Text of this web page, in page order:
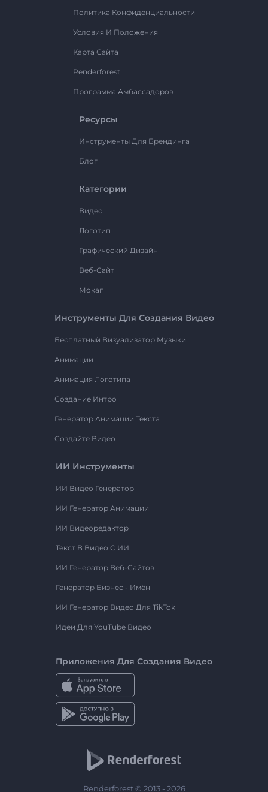
Политика Конфиденциальности
Условия И Положения
Карта Сайта
Renderforest
Программа Амбассадоров
Ресурсы
Инструменты Для Брендинга
Блог
Категории
Видео
Логотип
Графический Дизайн
Веб-Сайт
Мокап
Инструменты Для Создания Видео
Бесплатный Визуализатор Музыки
Анимации
Анимация Логотипа
Создание Интро
Генератор Анимации Текста
Создайте Видео
ИИ Инструменты
ИИ Видео Генератор
ИИ Генератор Анимации
ИИ Видеоредактор
Текст В Видео С ИИ
ИИ Генератор Веб-Сайтов
Генератор Бизнес - Имён
ИИ Генератор Видео Для TikTok
Идеи Для YouTube Видео
Приложения Для Создания Видео
Renderforest © 2013 - 2026